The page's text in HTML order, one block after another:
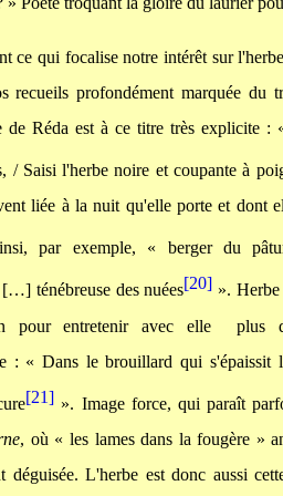
ce qui focalise notre intérêt sur
recueils profondément marquée du
de Réda est à ce titre très explicite :
/ Saisi l'herbe noire et coupante à
liée à la nuit qu'elle porte et dont
par exemple, « berger du
ténébreuse des nuées[20] ».
pour entretenir avec elle
plus
: « Dans le brouillard qui
[21] ». Image force, qui paraît
, où « les lames dans la fougère »
déguisée. L'herbe est donc aussi